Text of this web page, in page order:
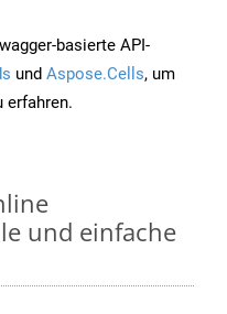
basierte API-
und Aspose.Cells, um
erfahren.
und einfache